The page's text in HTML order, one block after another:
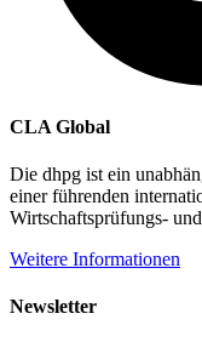
CLA Global
Die dhpg ist ein
einer führenden
Wirtschaftsprüfungs-
Weitere Informationen
Newsletter